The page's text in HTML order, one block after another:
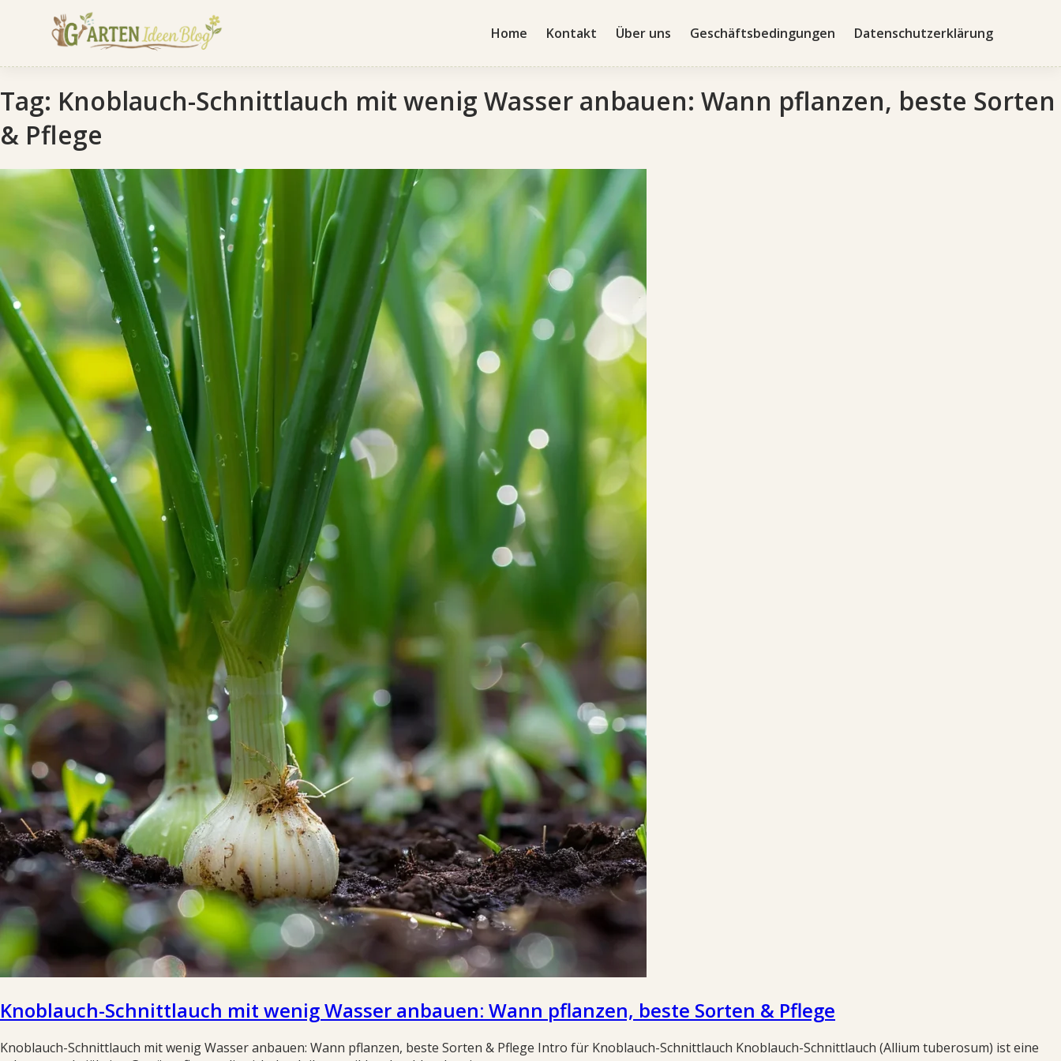
Home Kontakt Über uns Geschäftsbedingungen Datenschutzerklärung
Tag: Knoblauch-Schnittlauch mit wenig Wasser anbauen: Wann pflanzen, beste Sorten
& Pflege
Knoblauch-Schnittlauch mit wenig Wasser anbauen: Wann pflanzen, beste Sorten & Pflege
Knoblauch-Schnittlauch mit wenig Wasser anbauen: Wann pflanzen, beste Sorten & Pflege Intro für Knoblauch-Schnittlauch Knoblauch-Schnittlauch (Allium tuberosum) ist eine